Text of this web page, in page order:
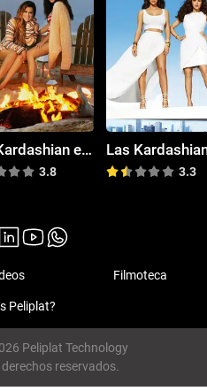
Las Kardashian en los Hamptons
3.8 3.3
Filmoteca
Peliplat?
Peliplat Technology
reservados.